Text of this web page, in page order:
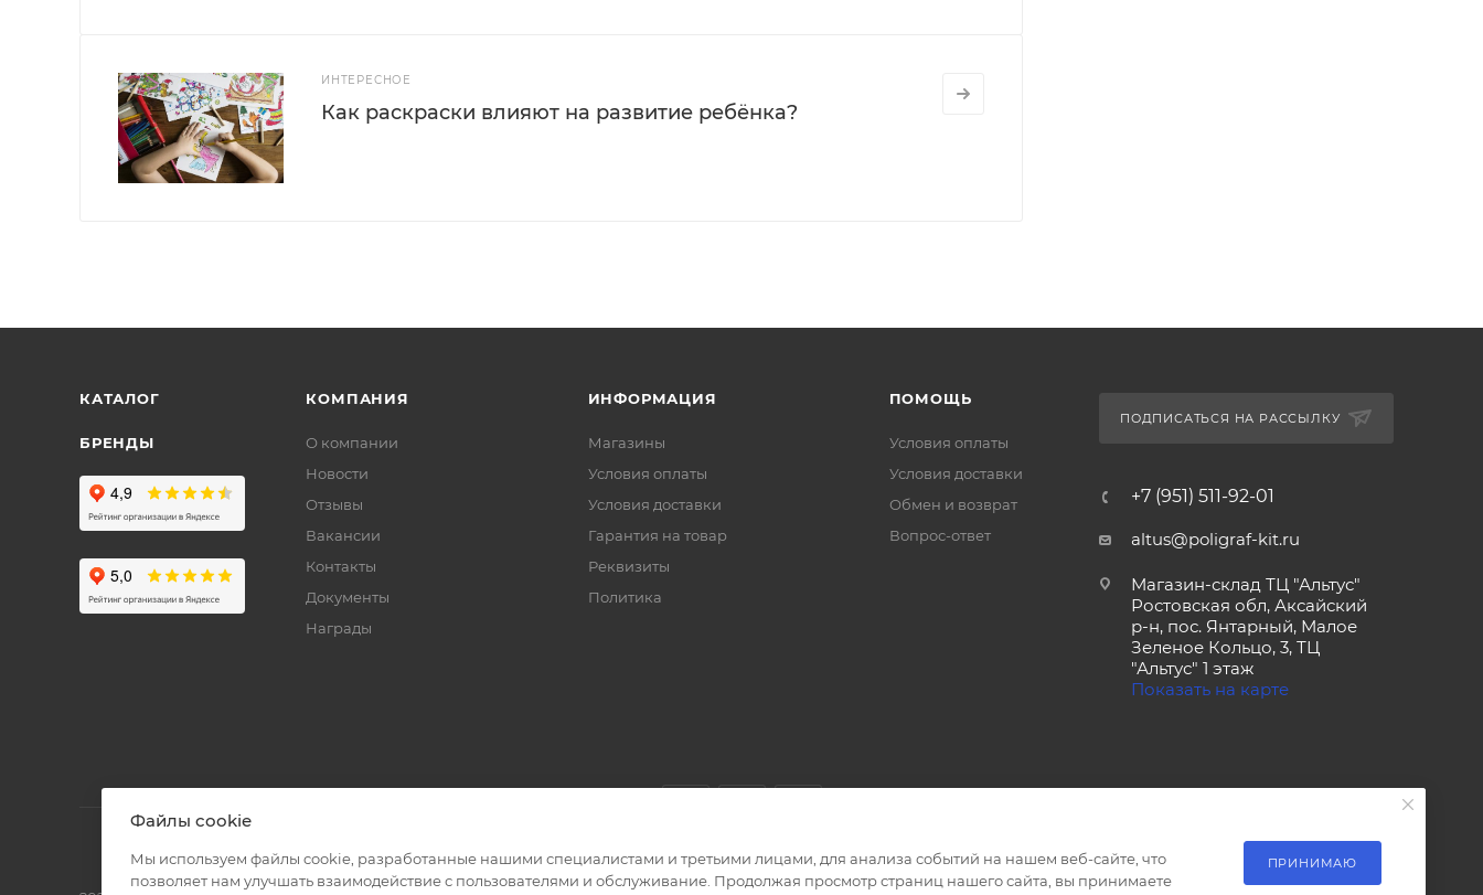
ИНТЕРЕСНОЕ
Как раскраски влияют на развитие ребёнка?
КАТАЛОГ
БРЕНДЫ
КОМПАНИЯ
О компании
Новости
Отзывы
Вакансии
Контакты
Документы
Награды
ИНФОРМАЦИЯ
Магазины
Условия оплаты
Условия доставки
Гарантия на товар
Реквизиты
Политика
ПОМОЩЬ
Условия оплаты
Условия доставки
Обмен и возврат
Вопрос-ответ
ПОДПИСАТЬСЯ НА РАССЫЛКУ
+7 (951) 511-92-01
altus@poligraf-kit.ru
Магазин-склад ТЦ "Альтус"
Ростовская обл, Аксайский
р-н, пос. Янтарный, Малое
Зеленое Кольцо, 3, ТЦ
"Альтус" 1 этаж
Показать на карте
Файлы cookie
Мы используем файлы cookie, разработанные нашими специалистами и третьими лицами, для анализа событий на нашем веб-сайте, что
позволяет нам улучшать взаимодействие с пользователями и обслуживание. Продолжая просмотр страниц нашего сайта, вы принимаете
ПРИНИМАЮ